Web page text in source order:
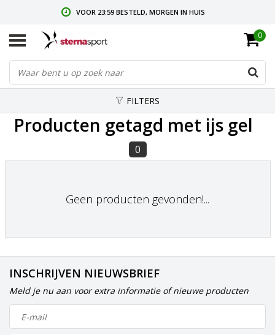
VOOR 23:59 BESTELD, MORGEN IN HUIS
GRATIS RETOURNEREN & RUILEN
0
FILTERS
Producten getagd met ijs gel
0
Geen producten gevonden!...
INSCHRIJVEN NIEUWSBRIEF
Meld je nu aan voor extra informatie of nieuwe producten